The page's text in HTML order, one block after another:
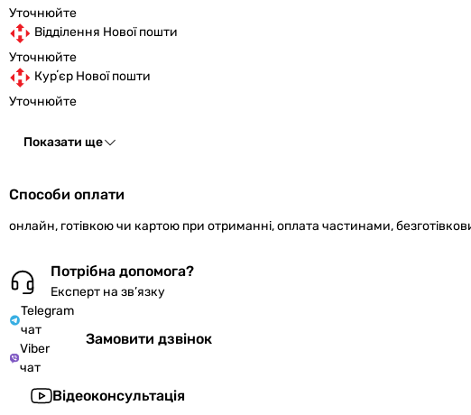
Уточнюйте
Відділення Нової пошти
Уточнюйте
Курʼєр Нової пошти
Уточнюйте
Показати ще
Способи оплати
онлайн, готівкою чи картою при отриманні, оплата частинами,
Потрібна допомога?
Експерт на зв’язку
Telegram
чат
Viber
чат
Замовити дзвінок
Відеоконсультація